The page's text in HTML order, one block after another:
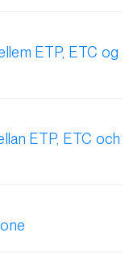
ETP, ETC og
ETP, ETC och